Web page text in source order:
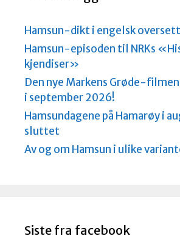
Hamsun-dikt i engelsk
Hamsun-episoden til NRKs
kjendiser»
Den nye Markens Grøde-
i september 2026!
Hamsundagene på Hamarøy i
sluttet
Av og om Hamsun i ulike
Siste fra facebook